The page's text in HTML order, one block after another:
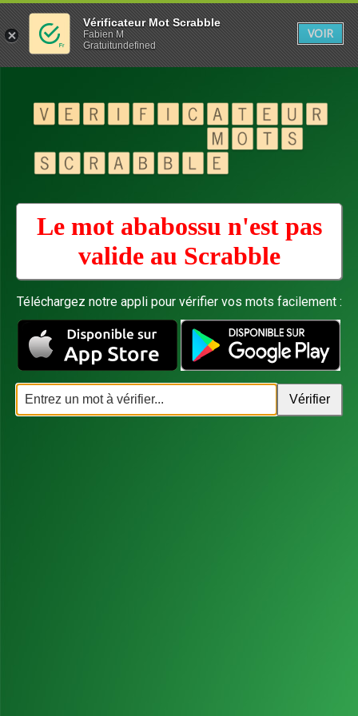
Le mot ababossu n'est pas
valide au Scrabble
Téléchargez notre appli pour vérifier vos mots facilement :
Vérificateur Mot Scrabble
Fabien M
Gratuitundefined
VOIR